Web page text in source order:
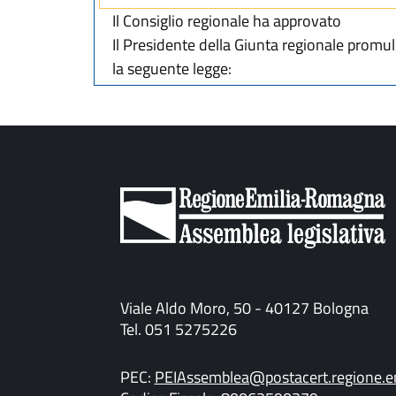
Il Consiglio regionale ha approvato
Il Presidente della Giunta regionale
la seguente legge:
Viale Aldo Moro, 50 - 40127 Bologna
Tel. 051 5275226
PEC: